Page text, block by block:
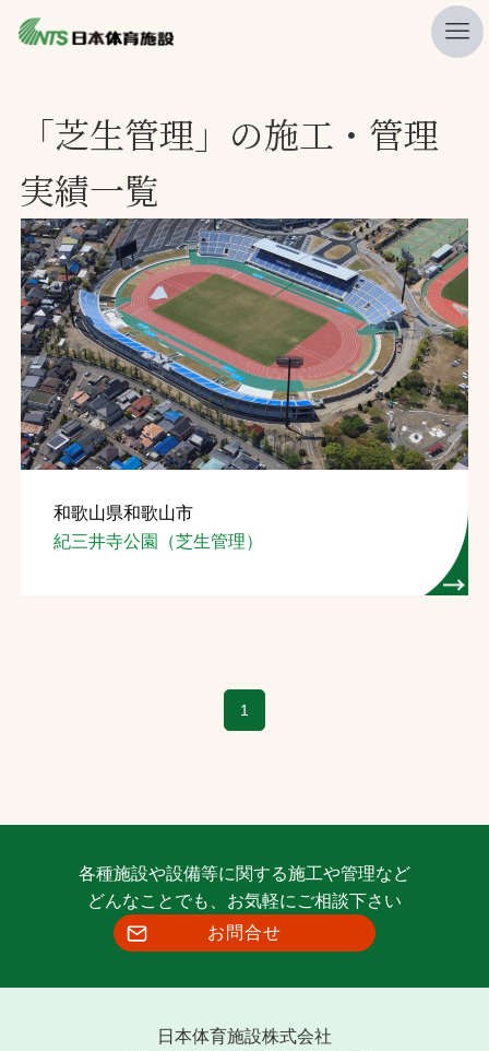
ニュース
プレスリリース
レポート
製品・サービス一覧
施工・管理実績一覧
会社概要
採用情報
検索
お問合せ
「芝生管理」の施工・管理
実績一覧
和歌山県和歌山市
紀三井寺公園（芝生管理）
1
各種施設や設備等に関する施工や管理など
どんなことでも、お気軽にご相談下さい
お問合せ
日本体育施設株式会社